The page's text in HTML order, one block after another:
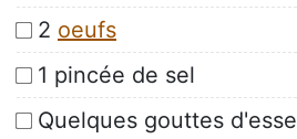
2 oeufs
1 pincée de sel
Quelques gouttes